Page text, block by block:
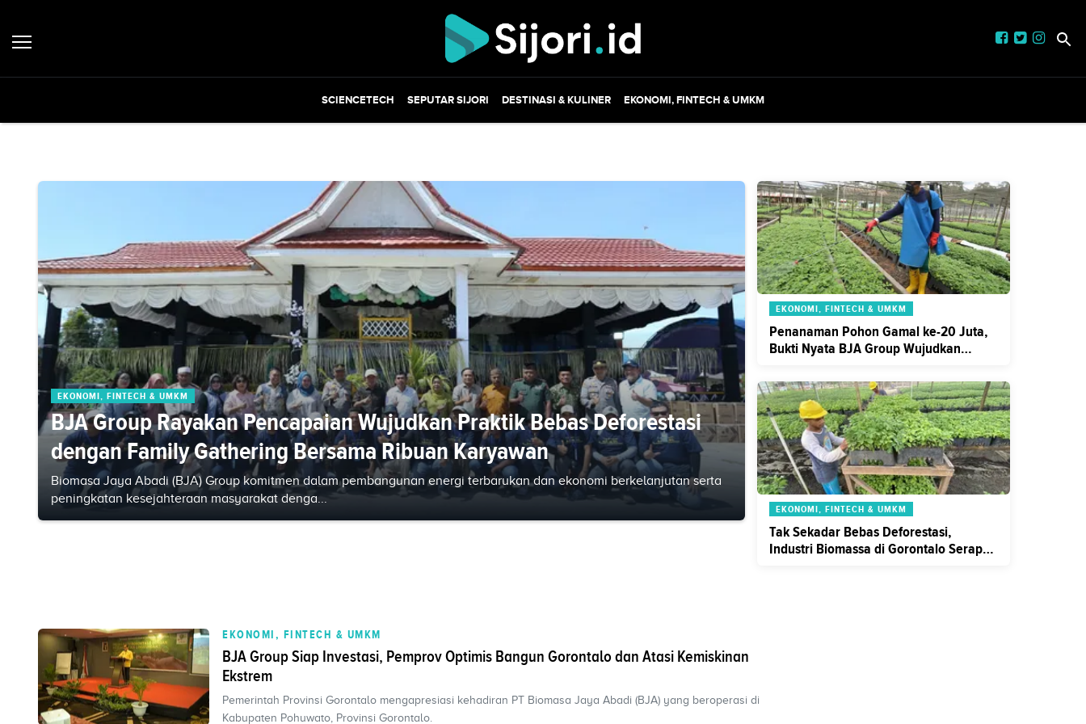
SCIENCETECH SEPUTAR SIJORI DESTINASI & KULINER EKONOMI, FINTECH & UMKM
EKONOMI, FINTECH & UMKM
BJA Group Rayakan Pencapaian Wujudkan Praktik Bebas Deforestasi
dengan Family Gathering Bersama Ribuan Karyawan
Biomasa Jaya Abadi (BJA) Group komitmen dalam pembangunan energi terbarukan dan ekonomi berkelanjutan serta
peningkatan kesejahteraan masyarakat denga...
EKONOMI, FINTECH & UMKM
Penanaman Pohon Gamal ke-20 Juta,
Bukti Nyata BJA Group Wujudkan
EKONOMI, FINTECH & UMKM
Tak Sekadar Bebas Deforestasi,
Industri Biomassa di Gorontalo Serap
EKONOMI, FINTECH & UMKM
BJA Group Siap Investasi, Pemprov Optimis Bangun Gorontalo dan Atasi Kemiskinan
Ekstrem
Pemerintah Provinsi Gorontalo mengapresiasi kehadiran PT Biomasa Jaya Abadi (BJA) yang beroperasi di
Kabupaten Pohuwato, Provinsi Gorontalo.